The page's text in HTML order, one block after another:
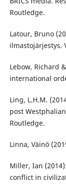
Routledge.
Latour, Bruno
ilmastojärjestys.
Lebow, Richard
international
Ling, L.H.M.
post
Routledge.
Linna, Väinö
Miller, Ian
conflict in